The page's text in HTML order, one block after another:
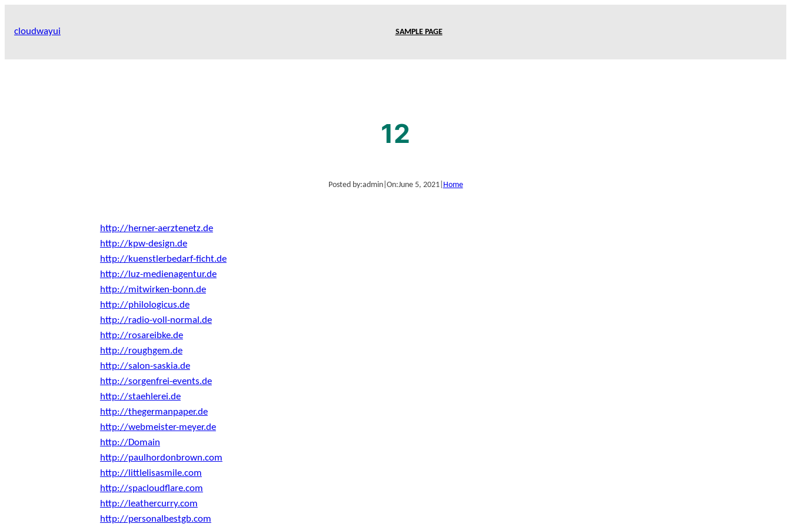
cloudwayui SAMPLE PAGE
12
Posted by:admin| On:June 5, 2021| Home
http://herner-aerztenetz.de
http://kpw-design.de
http://kuenstlerbedarf-ficht.de
http://luz-medienagentur.de
http://mitwirken-bonn.de
http://philologicus.de
http://radio-voll-normal.de
http://rosareibke.de
http://roughgem.de
http://salon-saskia.de
http://sorgenfrei-events.de
http://staehlerei.de
http://thegermanpaper.de
http://webmeister-meyer.de
http://Domain
http://paulhordonbrown.com
http://littlelisasmile.com
http://spacloudflare.com
http://leathercurry.com
http://personalbestgb.com